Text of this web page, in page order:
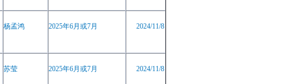
杨孟鸿 2025年6月或7月 2024/11/8
苏莹 2025年6月或7月 2024/11/8